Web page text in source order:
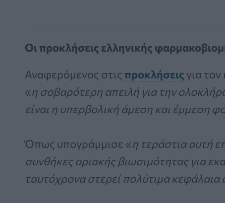
Οι προκλήσεις ελληνικής
Αναφερόμενος στιςπροκλήσεις για
«η σοβαρότερη απειλή για την
είναι η υπερβολική άμεση και έμμεση
Όπως υπογράμμισε «η τεράστια αυτή
συνθήκες οριακής βιωσιμότητας για
ταυτόχρονα στερεί πολύτιμα